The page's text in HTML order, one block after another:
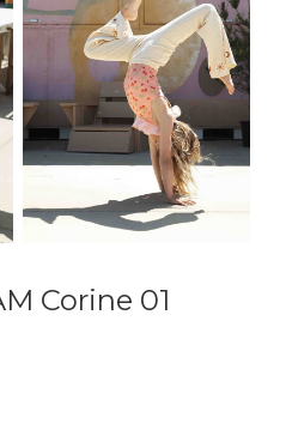
Corine 01